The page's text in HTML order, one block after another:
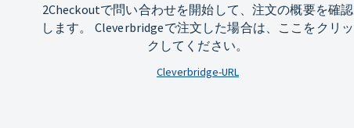
2Checkoutで問い合わせを開始して、注文の概要を確認
します。 Cleverbridgeで注文した場合は、ここをクリッ
クしてください。
Cleverbridge-URL